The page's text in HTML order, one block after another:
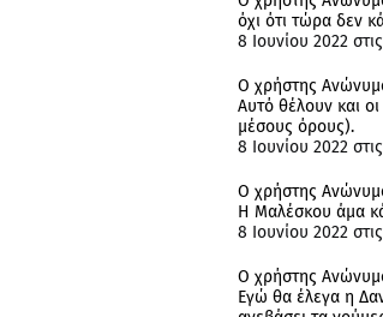
όχι ότι τώρα δεν
8 Ιουνίου 2022
Ο χρήστης
Αυτό θέλουν και
μέσους όρους).
8 Ιουνίου 2022
Ο χρήστης
Η Μαλέσκου άμα
8 Ιουνίου 2022
Ο χρήστης
Εγώ θα έλεγα η